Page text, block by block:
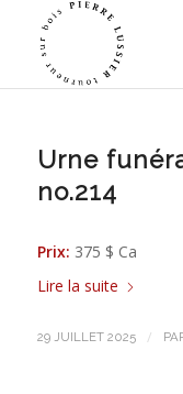
Urne
no.214
Prix: 375 $ Ca
Lire la suite
29 JUILLET 2025 /